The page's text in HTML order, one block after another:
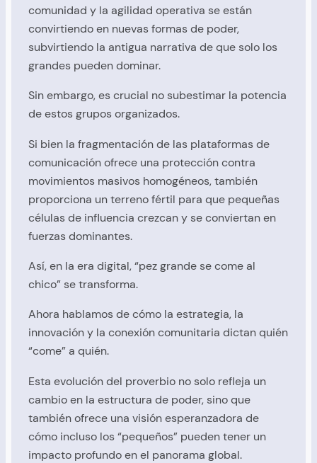
comunidad y la agilidad operativa se están
convirtiendo en nuevas formas de poder,
subvirtiendo la antigua narrativa de que solo los
grandes pueden dominar.
Sin embargo, es crucial no subestimar la potencia
de estos grupos organizados.
Si bien la fragmentación de las plataformas de
comunicación ofrece una protección contra
movimientos masivos homogéneos, también
proporciona un terreno fértil para que pequeñas
células de influencia crezcan y se conviertan en
fuerzas dominantes.
Así, en la era digital, “pez grande se come al
chico” se transforma.
Ahora hablamos de cómo la estrategia, la
innovación y la conexión comunitaria dictan quién
“come” a quién.
Esta evolución del proverbio no solo refleja un
cambio en la estructura de poder, sino que
también ofrece una visión esperanzadora de
cómo incluso los “pequeños” pueden tener un
impacto profundo en el panorama global.